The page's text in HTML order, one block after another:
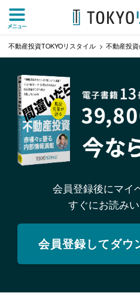
不動産投資TOKYOリスタイル 不動産投
会員登録後にマイ
すぐにお読みい
会員登録してダウ